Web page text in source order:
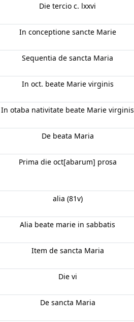
Die tercio c. lxxvi
In conceptione sancte Marie
Sequentia de sancta Maria
In oct. beate Marie virginis
In otaba nativitate beate Marie virginis
De beata Maria
Prima die oct[abarum] prosa
alia (81v)
Alia beate marie in sabbatis
Item de sancta Maria
Die vi
De sancta Maria